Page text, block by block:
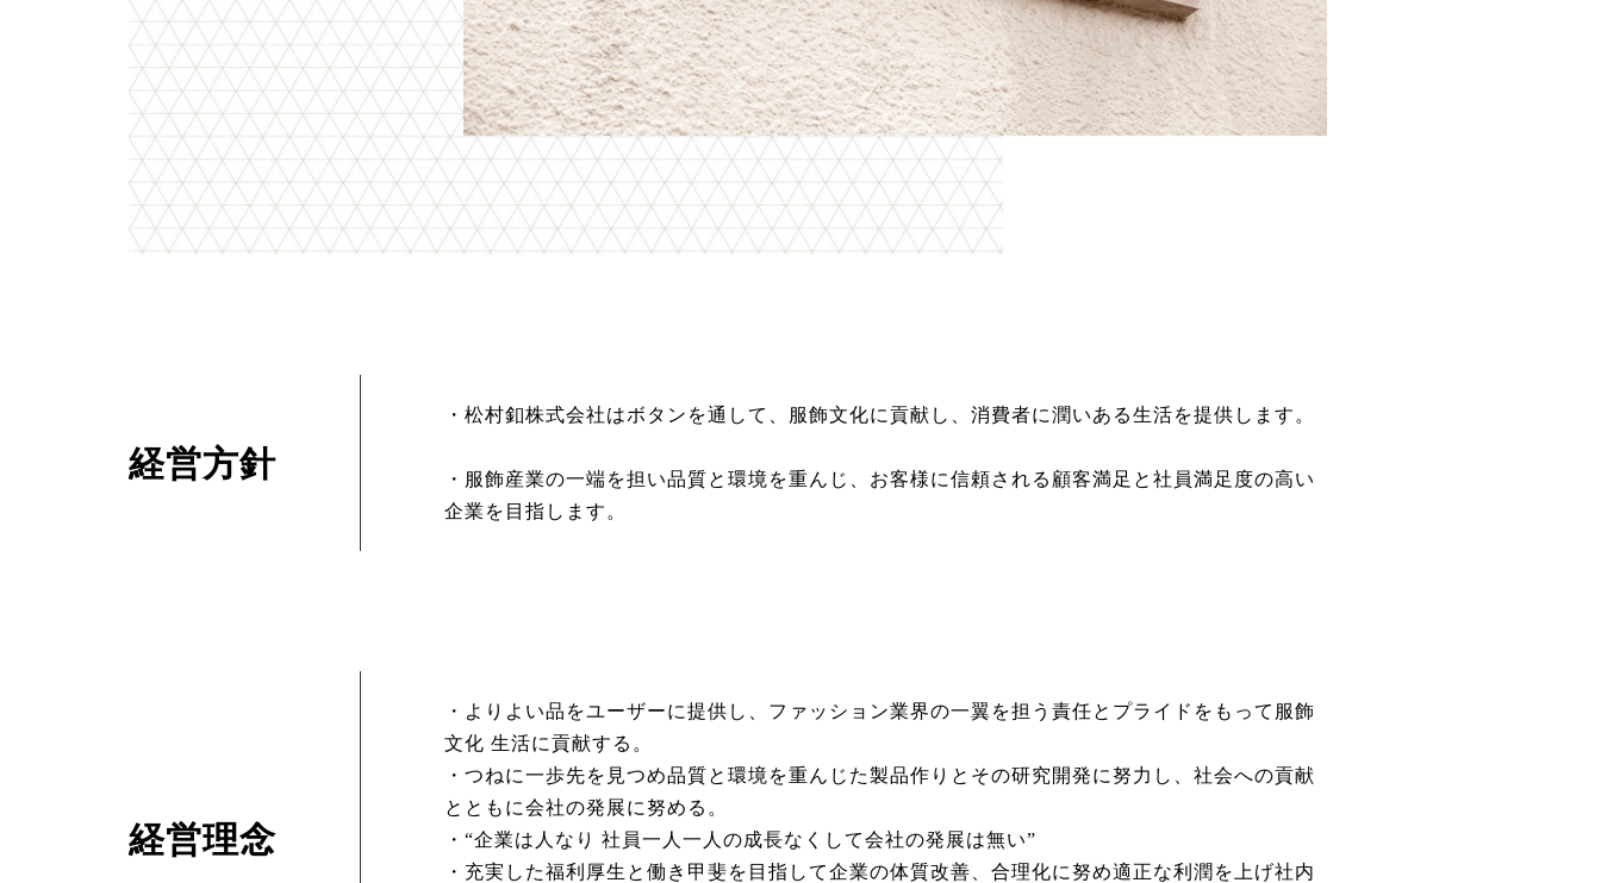
経営方針
・松村釦株式会社はボタンを通して、服飾文化に貢献し、消費者に潤いある生活を提供します。
・服飾産業の一端を担い品質と環境を重んじ、お客様に信頼される顧客満足と社員満足度の高い
企業を目指します。
経営理念
・よりよい品をユーザーに提供し、ファッション業界の一翼を担う責任とプライドをもって服飾
文化 生活に貢献する。
・つねに一歩先を見つめ品質と環境を重んじた製品作りとその研究開発に努力し、社会への貢献
とともに会社の発展に努める。
・“企業は人なり 社員一人一人の成長なくして会社の発展は無い”
・充実した福利厚生と働き甲斐を目指して企業の体質改善、合理化に努め適正な利潤を上げ社内